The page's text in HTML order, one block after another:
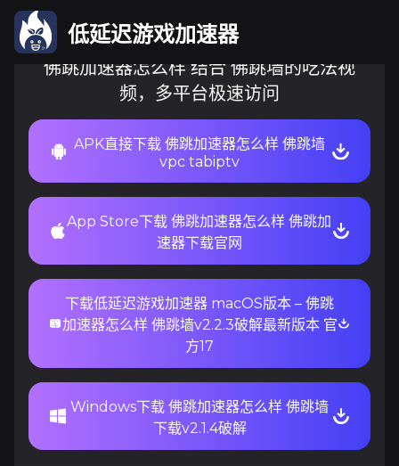
低延迟游戏加速器
佛跳加速器怎么样 结合 佛跳墙的吃法视
频，多平台极速访问
APK直接下载 佛跳加速器怎么样 佛跳墙
vpc tabiptv
App Store下载 佛跳加速器怎么样 佛跳加
速器下载官网
下载低延迟游戏加速器 macOS版本 – 佛跳
加速器怎么样 佛跳墙v2.2.3破解最新版本 官
方17
Windows下载 佛跳加速器怎么样 佛跳墙
下载v2.1.4破解